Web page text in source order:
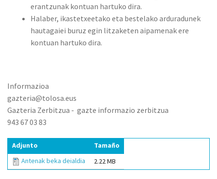
erantzunak kontuan hartuko dira.
Halaber, ikastetxeetako eta bestelako arduradunek
hautagaiei buruz egin litzaketen aipamenak ere
kontuan hartuko dira.
Informazioa
gazteria@tolosa.eus
Gazteria Zerbitzua - gazte informazio zerbitzua
943 67 03 83
Adjunto
Tamaño
Antenak beka deialdia
2.22 MB